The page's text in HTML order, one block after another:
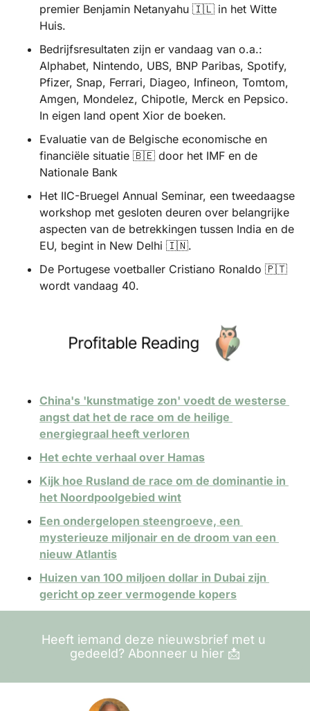
premier Benjamin Netanyahu 🇮🇱 in het Witte
Huis.
Bedrijfsresultaten zijn er vandaag van o.a.:
Alphabet, Nintendo, UBS, BNP Paribas, Spotify,
Pfizer, Snap, Ferrari, Diageo, Infineon, Tomtom,
Amgen, Mondelez, Chipotle, Merck en Pepsico.
In eigen land opent Xior de boeken.
Evaluatie van de Belgische economische en
financiële situatie 🇧🇪 door het IMF en de
Nationale Bank
Het IIC-Bruegel Annual Seminar, een tweedaagse
workshop met gesloten deuren over belangrijke
aspecten van de betrekkingen tussen India en de
EU, begint in New Delhi 🇮🇳.
De Portugese voetballer Cristiano Ronaldo 🇵🇹
wordt vandaag 40.
China's 'kunstmatige zon' voedt de westerse
angst dat het de race om de heilige
energiegraal heeft verloren
Het echte verhaal over Hamas
Kijk hoe Rusland de race om de dominantie in
het Noordpoolgebied wint
Een ondergelopen steengroeve, een
mysterieuze miljonair en de droom van een
nieuw Atlantis
Huizen van 100 miljoen dollar in Dubai zijn
gericht op zeer vermogende kopers
Heeft iemand deze nieuwsbrief met u
gedeeld? Abonneer u hier 📩